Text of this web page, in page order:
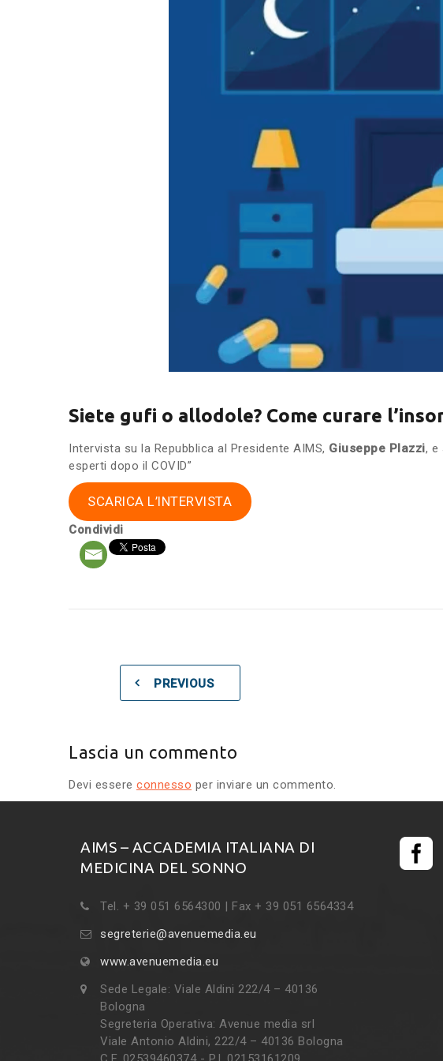
Siete gufi o allodole? Come curare
Intervista su la Repubblica al Presidente AIMS, Giuseppe Plazzi, e
esperti dopo il COVID”
SCARICA L’INTERVISTA
Condividi
PREVIOUS
Lascia un commento
Devi essere connesso per inviare un commento.
AIMS – ACCADEMIA ITALIANA DI
MEDICINA DEL SONNO
Tel. + 39 051 6564300 | Fax + 39 051 6564334
segreterie@avenuemedia.eu
www.avenuemedia.eu
Sede Legale: Viale Aldini 222/4 – 40136
Bologna
Segreteria Operativa: Avenue media srl
Viale Antonio Aldini, 222/4 – 40136 Bologna